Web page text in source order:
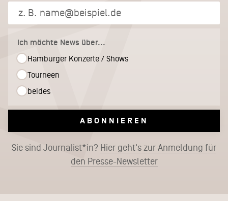
Ich möchte News über...
Hamburger Konzerte / Shows
Tourneen
beides
ABONNIEREN
Sie sind Journalist*in? Hier geht's zur Anmeldung für
den Presse-Newsletter